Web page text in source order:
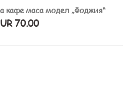
кафе маса модел „Фоджия“
70.00